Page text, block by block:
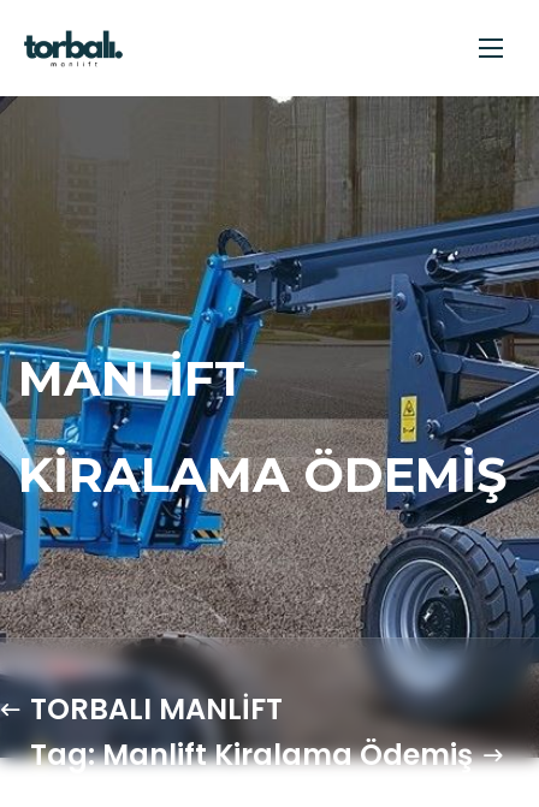
MANLIFT
KIRALAMA ÖDEMIŞ
TORBALI MANLİFT
Tag: Manlift Kiralama Ödemiş